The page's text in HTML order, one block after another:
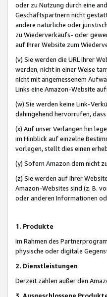
oder zu Nutzung durch eine
Geschäftspartnern nicht
andere natürliche oder
zu Wiederverkaufs- oder
auf Ihrer Website zum
(v) Sie werden die URL Ihrer
werden, nicht in einer Weise
nicht mit angemessenem
Links eine Amazon-Website
(w) Sie werden keine Link-
dahingehend hervorrufen,
(x) Auf unser Verlangen hin
im Hinblick auf einzelne
vorlegen, stellt dies einen
(y) Sofern Amazon dem nicht
(z) Sie werden auf Ihrer
Amazon-Websites sind (z. B.
oder anderen Informationen
1. Produkte
Im Rahmen des
physische oder digitale
2. Dienstleistungen
Derzeit zählen außer den